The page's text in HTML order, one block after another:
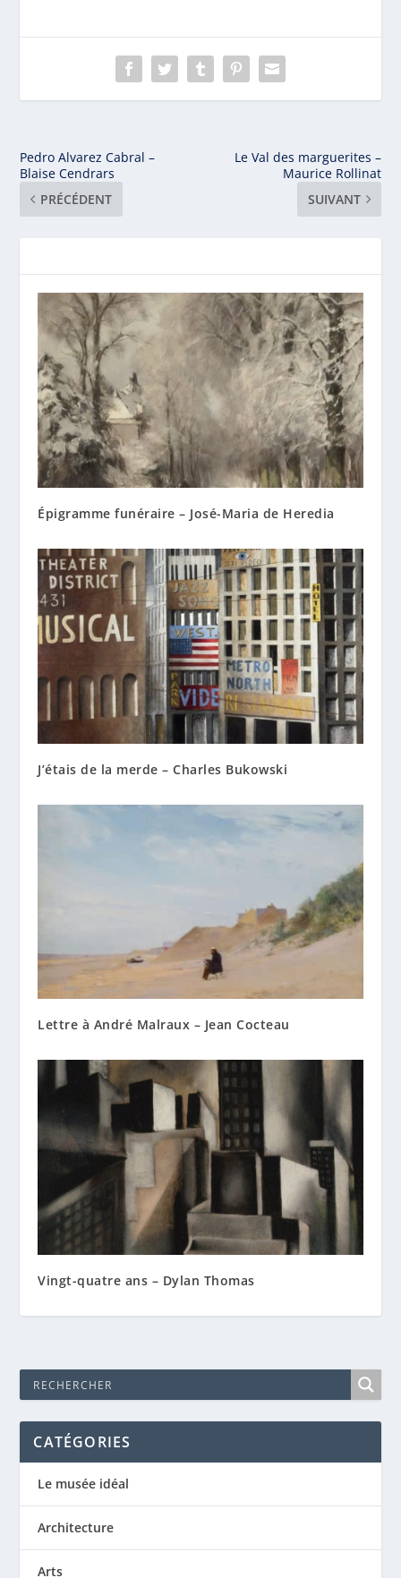
Pedro Alvarez Cabral –
Blaise Cendrars
PRÉCÉDENT
Le Val des marguerites –
Maurice Rollinat
SUIVANT
Épigramme funéraire – José-Maria de Heredia
J’étais de la merde – Charles Bukowski
Lettre à André Malraux – Jean Cocteau
Vingt-quatre ans – Dylan Thomas
CATÉGORIES
Le musée idéal
Architecture
Arts